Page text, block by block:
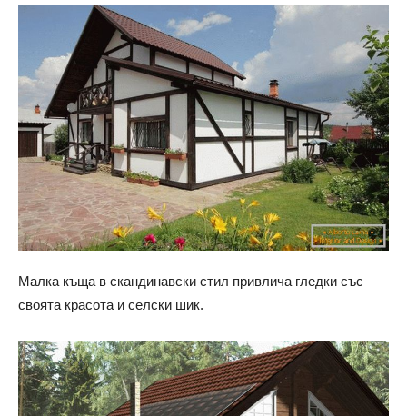
Малка къща в скандинавски стил привлича гледки със
своята красота и селски шик.